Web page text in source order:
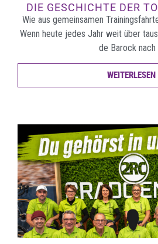
DIE GESCHICHTE DER
Wie aus gemeinsamen
Wenn heute jedes Jahr weit über
de Barock nach
WEITERLESEN